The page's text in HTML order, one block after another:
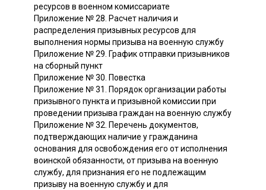
ресурсов в военном комиссариате
Приложение № 28. Расчет наличия и
распределения призывных ресурсов для
выполнения нормы призыва на военную службу
Приложение № 29. График отправки призывников
на сборный пункт
Приложение № 30. Повестка
Приложение № 31. Порядок организации работы
призывного пункта и призывной комиссии при
проведении призыва граждан на военную службу
Приложение № 32. Перечень документов,
подтверждающих наличие у гражданина
основания для освобождения его от исполнения
воинской обязанности, от призыва на военную
службу, для признания его не подлежащим
призыву на военную службу и для